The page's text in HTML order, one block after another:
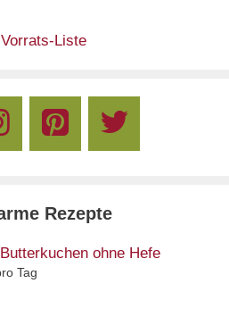
Rezepte
ohne Hefe
Tag